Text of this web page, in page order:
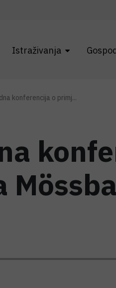
Istraživanja
konferencija o primj...